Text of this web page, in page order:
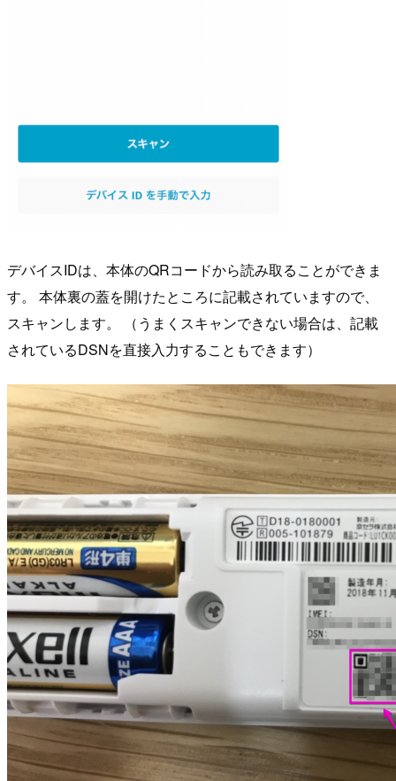
デバイスIDは、本体のQRコードから読み取ることができま
す。 本体裏の蓋を開けたところに記載されていますので、
スキャンします。 （うまくスキャンできない場合は、記載
されているDSNを直接入力することもできます）